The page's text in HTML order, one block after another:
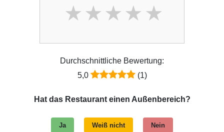
Durchschnittliche Bewertung:
5,0
(1)
Hat das Restaurant einen Außenbereich?
Ja Weiß nicht Nein